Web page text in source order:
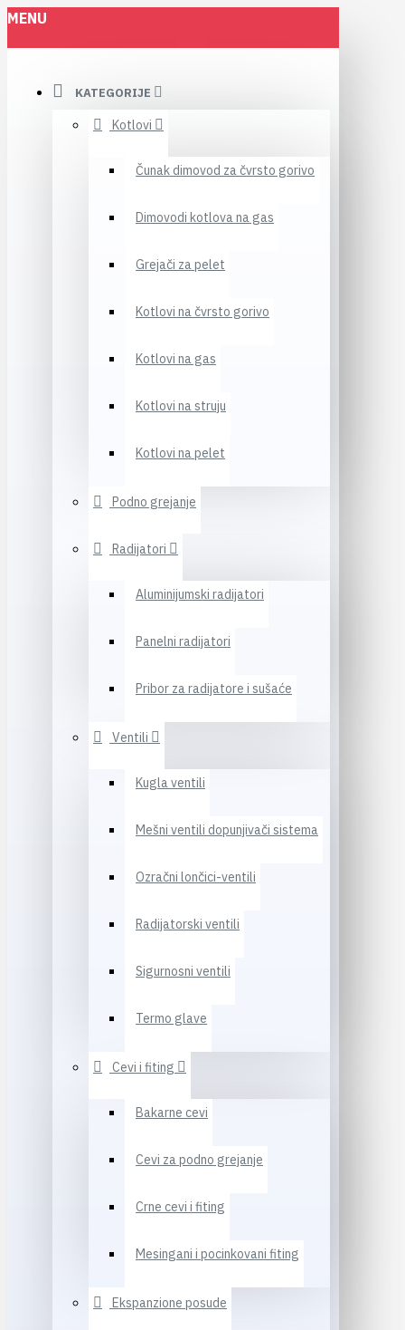
MENU
KATEGORIJE
Kotlovi
Čunak dimovod za čvrsto gorivo
Dimovodi kotlova na gas
Grejači za pelet
Kotlovi na čvrsto gorivo
Kotlovi na gas
Kotlovi na struju
Kotlovi na pelet
Podno grejanje
Radijatori
Aluminijumski radijatori
Panelni radijatori
Pribor za radijatore i sušaće
Ventili
Kugla ventili
Mešni ventili dopunjivači sistema
Ozračni lončici-ventili
Radijatorski ventili
Sigurnosni ventili
Termo glave
Cevi i fiting
Bakarne cevi
Cevi za podno grejanje
Crne cevi i fiting
Mesingani i pocinkovani fiting
Ekspanzione posude